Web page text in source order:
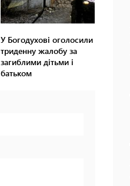
У Богодухові оголосили
триденну жалобу за
загиблими дітьми і
батьком